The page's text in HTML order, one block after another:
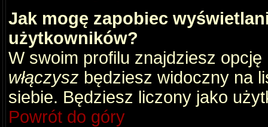
Jak mogę zapobiec
użytkowników?
W swoim profilu znajdziesz opcję
włączysz będziesz widoczny na
siebie. Będziesz liczony jako
Powrót do góry